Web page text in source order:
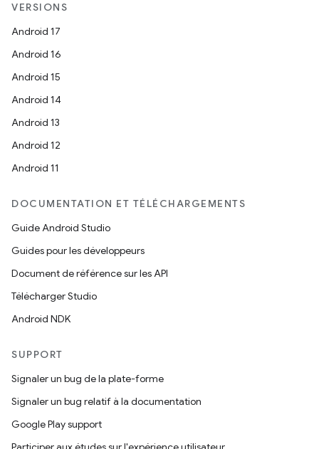
VERSIONS
Android 17
Android 16
Android 15
Android 14
Android 13
Android 12
Android 11
DOCUMENTATION ET TÉLÉCHARGEMENTS
Guide Android Studio
Guides pour les développeurs
Document de référence sur les API
Télécharger Studio
Android NDK
SUPPORT
Signaler un bug de la plate-forme
Signaler un bug relatif à la documentation
Google Play support